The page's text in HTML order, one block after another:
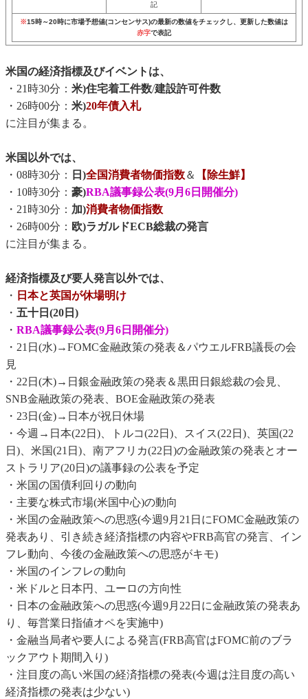
記
※15時～20時に市場予想値(コンセンサス)の最新の数値をチェックし、更新した数値は
赤字で表記
米国の経済指標及びイベントは、
・21時30分： 米)住宅着工件数/建設許可件数
・26時00分： 米)20年債入札
に注目が集まる。
米国以外では、
・08時30分：
日)全国消費者物価指数＆
【除生鮮】
・10時30分： 豪)RBA議事録公表(9月6日開催分)
・21時30分： 加)消費者物価指数
・26時00分： 欧)ラガルドECB総裁の発言
に注目が集まる。
経済指標及び要人発言以外では、
・ 日本と英国が休場明け
・ 五十日(20日)
・ RBA議事録公表(9月6日開催分)
・21日(水)→FOMC金融政策の発表＆パウエルFRB議長の会
見
・22日(木)→日銀金融政策の発表＆黒田日銀総裁の会見、
SNB金融政策の発表、BOE金融政策の発表
・23日(金)→日本が祝日休場
・今週→日本(22日)、トルコ(22日)、スイス(22日)、英国(22
日)、米国(21日)、南アフリカ(22日)の金融政策の発表とオー
ストラリア(20日)の議事録の公表を予定
・米国の国債利回りの動向
・主要な株式市場(米国中心)の動向
・米国の金融政策への思惑(今週9月21日にFOMC金融政策の
発表あり、引き続き経済指標の内容やFRB高官の発言、イン
フレ動向、今後の金融政策への思惑がキモ)
・米国のインフレの動向
・米ドルと日本円、ユーロの方向性
・日本の金融政策への思惑(今週9月22日に金融政策の発表あ
り、毎営業日指値オペを実施中)
・金融当局者や要人による発言(FRB高官はFOMC前のブラ
ックアウト期間入り)
・注目度の高い米国の経済指標の発表(今週は注目度の高い
経済指標の発表は少ない)